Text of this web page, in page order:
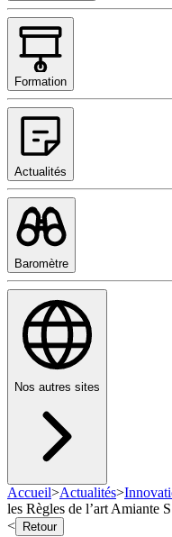
Formation
Actualités
Baromètre
Nos autres sites
Accueil>Actualités>
les Règles de l’art Amiante
<
Retour